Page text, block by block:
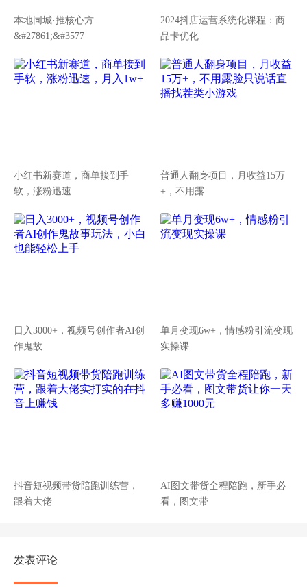
本地同城·推核心方
&#27861;&#3577
2024抖店运营系统化课程：商
品卡优化
小红书新赛道，商单接到手
软，涨粉迅速
普通人翻身项目，月收益15万
+，不用露
日入3000+，视频号创作者AI创
作鬼故
单月变现6w+，情感粉引流变现
实操课
抖音短视频带货陪跑训练营，
跟着大佬
AI图文带货全程陪跑，新手必
看，图文带
发表评论